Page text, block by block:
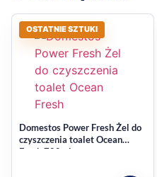
Funkcje
produkcie
zapach: morski / Zapach
postać: zawieszka,
przeznaczenie: łazienka i
cecha dodatkowa:
OSTATNIE SZTUKI
Domestos Power Fresh Żel do
czyszczenia toalet Ocean
Fresh 700ml